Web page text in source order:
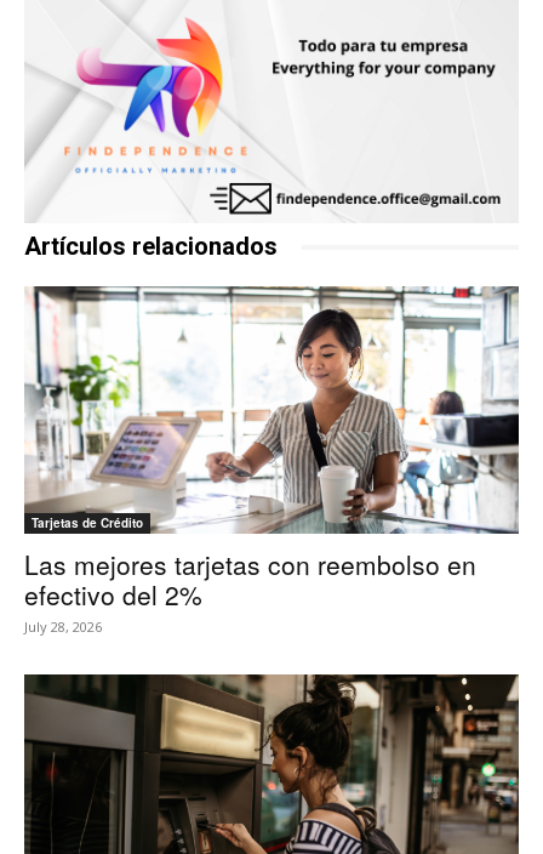
Artículos relacionados
Tarjetas de Crédito
Las mejores tarjetas con reembolso en
efectivo del 2%
July 28, 2026